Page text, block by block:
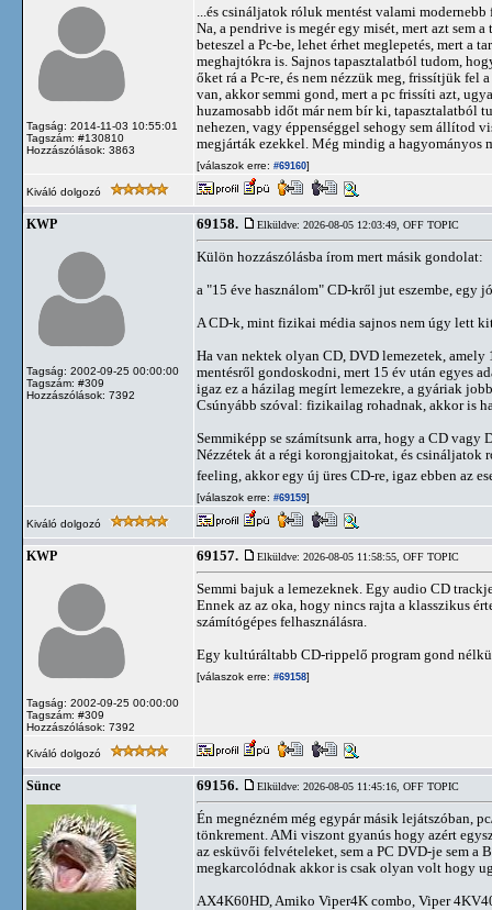
Tagság: 2014-11-03 10:55:01
Tagszám: #130810
Hozzászólások: 3863
...és csináljatok róluk mentést valami
Na, a pendrive is megér egy misét, mert azt sem
beteszel a Pc-be, lehet érhet meglepetés, mert a
meghajtókra is. Sajnos tapasztalatból tudom,
őket rá a Pc-re, és nem nézzük meg, frissítjük fel
van, akkor semmi gond, mert a pc frissíti azt,
huzamosabb időt már nem bír ki, tapasztalatból
nehezen, vagy éppenséggel sehogy sem állítod
megjárták ezekkel. Még mindig a hagyományos
[válaszok erre: #69160]
Kiváló dolgozó
KWP
Tagság: 2002-09-25 00:00:00
Tagszám: #309
Hozzászólások: 7392
69158. Elküldve: 2026-08-05 12:03:49, OFF TOPIC
Külön hozzászólásba írom mert másik gondolat:
a "15 éve használom" CD-kről jut eszembe, egy
A CD-k, mint fizikai média sajnos nem úgy lett
Ha van nektek olyan CD, DVD lemezetek, amely
mentésről gondoskodni, mert 15 év után egyes
igaz ez a házilag megírt lemezekre, a gyáriak
Csúnyább szóval: fizikailag rohadnak, akkor is
Semmiképp se számítsunk arra, hogy a CD
Nézzétek át a régi korongjaitokat, és csináljatok
feeling, akkor egy új üres CD-re, igaz ebben az
[válaszok erre: #69159]
Kiváló dolgozó
KWP
Tagság: 2002-09-25 00:00:00
Tagszám: #309
Hozzászólások: 7392
69157. Elküldve: 2026-08-05 11:58:55, OFF TOPIC
Semmi bajuk a lemezeknek. Egy audio CD
Ennek az az oka, hogy nincs rajta a klasszikus
számítógépes felhasználásra.
Egy kultúráltabb CD-rippelő program gond
[válaszok erre: #69158]
Kiváló dolgozó
Sünce 69156. Elküldve: 2026-08-05 11:45:16, OFF TOPIC
Én megnézném még egypár másik lejátszóban,
tönkrement. AMi viszont gyanús hogy azért
az esküvői felvételeket, sem a PC DVD-je sem
megkarcolódnak akkor is csak olyan volt hogy
AX4K60HD, Amiko Viper4K combo, Viper